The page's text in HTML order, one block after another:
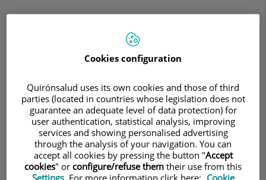
La rinoplastia es lacirugía que modifica la forma
de la narizy es uno de los procedimientos
quirúrgicos más frecuentemente realizados en
cirugía plástica. La rinoplastia puede disminuir o
aumentar el tamaño de la nariz, cambiar la forma
Cookies configuration
Quirónsalud uses its own cookies and those of third
parties (located in countries whose legislation does not
guarantee an adequate level of data protection) for
user authentication, statistical analysis, improving
services and showing personalised advertising
through the analysis of your navigation. You can
accept all cookies by pressing the button "Accept
cookies" or configure/refuse them their use from this
Settings. For more information click here: Cookie